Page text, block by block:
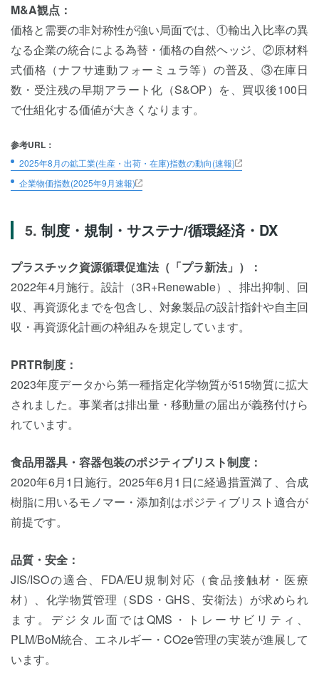
M&A観点：
価格と需要の非対称性が強い局面では、①輸出入比率の異
なる企業の統合による為替・価格の自然ヘッジ、②原材料
式価格（ナフサ連動フォーミュラ等）の普及、③在庫日
数・受注残の早期アラート化（S&OP）を、買収後100日
で仕組化する価値が大きくなります。
参考URL：
2025年8月の鉱工業(生産・出荷・在庫)指数の動向(速報)
企業物価指数(2025年9月速報)
制度・規制・サステナ/循環経済・DX
プラスチック資源循環促進法（「プラ新法」）：
2022年4月施行。設計（3R+Renewable）、排出抑制、回
収、再資源化までを包含し、対象製品の設計指針や自主回
収・再資源化計画の枠組みを規定しています。
PRTR制度：
2023年度データから第一種指定化学物質が515物質に拡大
されました。事業者は排出量・移動量の届出が義務付けら
れています。
食品用器具・容器包装のポジティブリスト制度：
2020年6月1日施行。2025年6月1日に経過措置満了、合成
樹脂に用いるモノマー・添加剤はポジティブリスト適合が
前提です。
品質・安全：
JIS/ISOの適合、FDA/EU規制対応（食品接触材・医療
材）、化学物質管理（SDS・GHS、安衛法）が求められ
ます。デジタル面ではQMS・トレーサビリティ、
PLM/BoM統合、エネルギー・CO2e管理の実装が進展して
います。